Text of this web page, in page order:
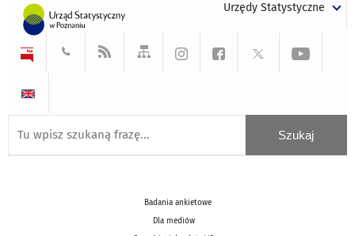
tekst
czarnym
tekst
czarnym
tekst
żółtym
Urzędy Statystyczne
Badania ankietowe
Dla mediów